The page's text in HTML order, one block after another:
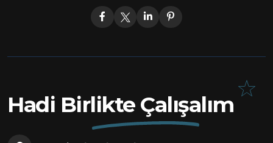
Hadi Birlikte Çalışalım